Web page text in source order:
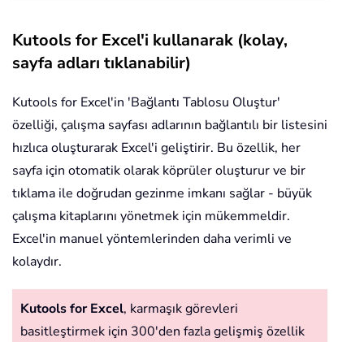
Kutools for Excel'i kullanarak (kolay,
sayfa adları tıklanabilir)
Kutools for Excel'in 'Bağlantı Tablosu Oluştur'
özelliği, çalışma sayfası adlarının bağlantılı bir listesini
hızlıca oluşturarak Excel'i geliştirir. Bu özellik, her
sayfa için otomatik olarak köprüler oluşturur ve bir
tıklama ile doğrudan gezinme imkanı sağlar - büyük
çalışma kitaplarını yönetmek için mükemmeldir.
Excel'in manuel yöntemlerinden daha verimli ve
kolaydır.
Kutools for Excel, karmaşık görevleri
basitleştirmek için 300'den fazla gelişmiş özellik